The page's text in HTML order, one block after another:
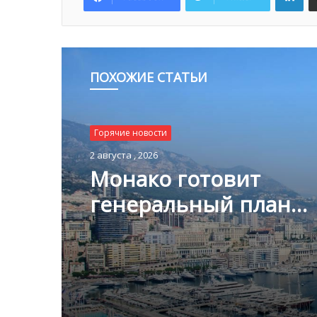
ПОХОЖИЕ СТАТЬИ
Горячие новости
2 августа , 2026
Монако готовит
генеральный план
развития: что
Княжестве
Горячие новости
1 августа , 2026
Благотворительный
Монако помог детям
пяти континентах